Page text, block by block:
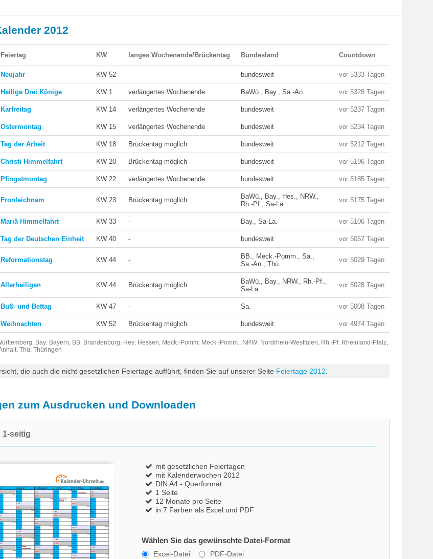
2012
Feiertag KW langes Wochenende/Brückentag Bundesland Countdown
Neujahr KW 52 - bundesweit vor 5333 Tagen
Heilige Drei Könige KW 1 verlängertes Wochenende BaWü., Bay., Sa.-An. vor 5328 Tagen
Karfreitag KW 14 verlängertes Wochenende bundesweit vor 5237 Tagen
Ostermontag KW 15 verlängertes Wochenende bundesweit vor 5234 Tagen
Tag der Arbeit KW 18 Brückentag möglich bundesweit vor 5212 Tagen
Christi Himmelfahrt KW 20 Brückentag möglich bundesweit vor 5196 Tagen
Pfingstmontag KW 22 verlängertes Wochenende bundesweit vor 5185 Tagen
Fronleichnam KW 23 Brückentag möglich
BaWü., Bay., Hes., NRW.,
Rh.-Pf., Sa-La.
vor 5175 Tagen
Mariä Himmelfahrt KW 33 - Bay., Sa-La. vor 5106 Tagen
Tag der Deutschen Einheit KW 40 - bundesweit vor 5057 Tagen
Reformationstag KW 44 -
BB., Meck.-Pomm., Sa.,
Sa.-An., Thü.
vor 5029 Tagen
Allerheiligen KW 44 Brückentag möglich
BaWü., Bay., NRW., Rh.-Pf.,
Sa-La.
vor 5028 Tagen
Buß- und Bettag KW 47 - Sa. vor 5008 Tagen
Weihnachten KW 52 Brückentag möglich bundesweit vor 4974 Tagen
Bay: Bayern, BB: Brandenburg, Hes: Hessen, Meck.-Pomm: Meck.-Pomm., NRW: Nordrhein-Westfalen, Rh.-Pf: Rheinland-Pfalz,
Thü: Thüringen
die auch die nicht gesetzlichen Feiertage aufführt, finden Sie auf unserer Seite Feiertage 2012
zum Ausdrucken und Downloaden
1-seitig
mit gesetzlichen Feiertagen
mit Kalenderwochen 2012
DIN A4 - Querformat
1 Seite
12 Monate pro Seite
in 7 Farben als Excel und PDF
Wählen Sie das gewünschte Datei-Format
Excel-Datei PDF-Datei